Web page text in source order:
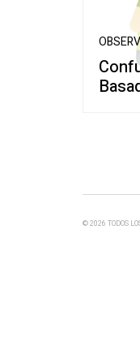
© 2026 TODOS